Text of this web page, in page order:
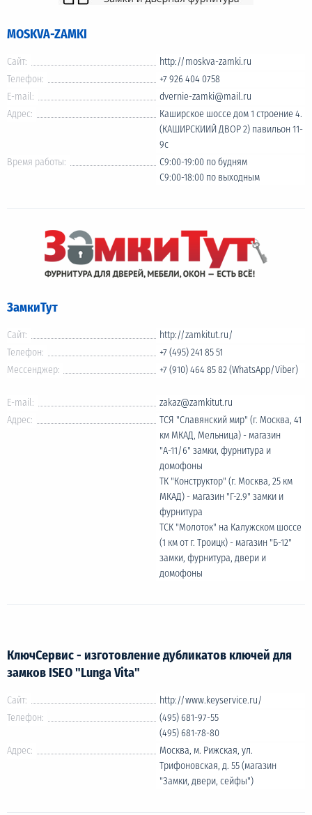
MOSKVA-ZAMKI
Сайт:
http://moskva-zamki.ru
Телефон:
+7 926 404 0758
E-mail:
dvernie-zamki@mail.ru
Адрес:
Каширское шоссе дом 1 строение 4.
(КАШИРСКИИЙ ДВОР 2) павильон 11-
9с
Время работы:
С9:00-19:00 по будням
С9:00-18:00 по выходным
ЗамкиТут
Сайт:
http://zamkitut.ru/
Телефон:
+7 (495) 241 85 51
Мессенджер:
+7 (910) 464 85 82 (WhatsApp/Viber)
E-mail:
zakaz@zamkitut.ru
Адрес:
ТСЯ "Славянский мир" (г. Москва, 41
км МКАД, Мельница) - магазин
"А-11/6" замки, фурнитура и
домофоны
ТК "Конструктор" (г. Москва, 25 км
МКАД) - магазин "Г-2.9" замки и
фурнитура
ТСК "Молоток" на Калужском шоссе
(1 км от г. Троицк) - магазин "Б-12"
замки, фурнитура, двери и
домофоны
КлючСервис - изготовление дубликатов ключей для
замков ISEO "Lunga Vita"
Сайт:
http://www.keyservice.ru/
Телефон:
(495) 681-97-55
(495) 681-78-80
Адрес:
Москва, м. Рижская, ул.
Трифоновская, д. 55 (магазин
"Замки, двери, сейфы")